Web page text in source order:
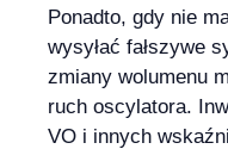
Ponadto, gdy nie
wysyłać fałszywe
zmiany wolumenu
ruch oscylatora.
VO i innych